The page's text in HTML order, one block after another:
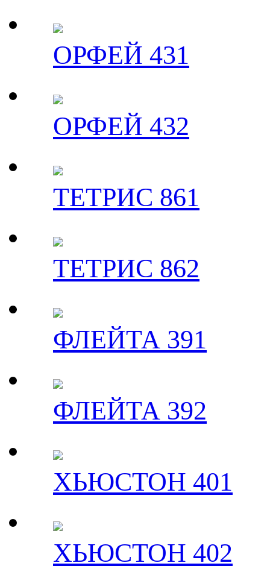
ОРФЕЙ 431
ОРФЕЙ 432
ТЕТРИС 861
ТЕТРИС 862
ФЛЕЙТА 391
ФЛЕЙТА 392
ХЬЮСТОН 401
ХЬЮСТОН 402